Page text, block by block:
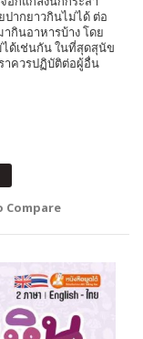
ากยาวกินไม่ได้ ต่อ
กินอาหารบ้าง โดย
ได้เช่นกัน ในที่สุดสุนัข
าควรปฏิบัติต่อผู้อื่น
Compare